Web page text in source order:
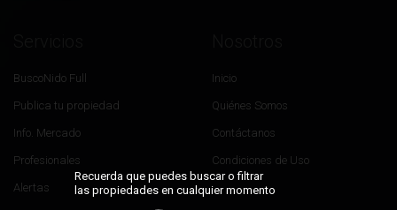
BuscoNido Full
Publica tu propiedad
Info. Mercado
Profesionales
Alertas
Inicio
Quiénes Somos
Contáctanos
Condiciones de Uso
Recuerda que puedes buscar o filtrar
las propiedades en cualquier momento